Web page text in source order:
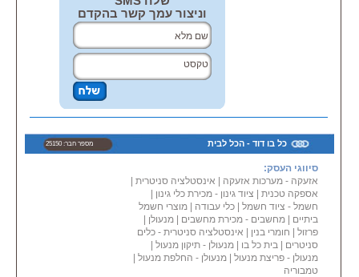
ועוד רבים וטובים.... נשמח לכל אתגר
סיסמתנו היא: "אין משימה בלתי
שרות ביהודה, בשומרון, בבנימין,
בירושלים וסביבותיה.
וניצור עמך קשר בהקדם
כל בו דוד - הכל לבית מספר חבר: 25150
סיווגי העסק:
אזעקה - מערכות אזעקה
אינסטלציה סניטרית|
אספקה טכנית| ציוד גינון - מכירת כלי גינון
חשמל - ציוד חשמל| כלי עבודה
מוצרי חשמל
ביתיים
מחשבים - מכירת מחשבים מנעולן
פרזול| חומרי בנין
אינסטלציה סניטרית - כלים
סניטרים
בית כל בו מנעולן - תיקון מנעול|
מנעולן - פריצת מנעול| מנעולן - החלפת מנעול|
טמבוריה